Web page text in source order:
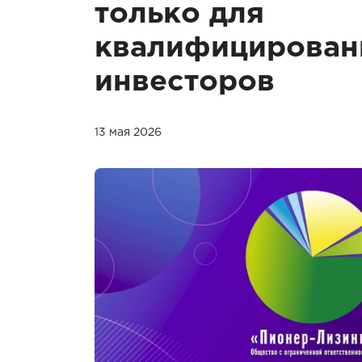
только для
инвесторов
13 мая 2026